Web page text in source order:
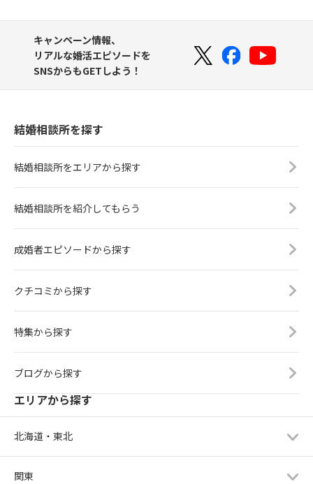
キャンペーン情報、
リアルな婚活エピソードを
SNSからもGETしよう！
結婚相談所を探す
結婚相談所をエリアから探す
結婚相談所を紹介してもらう
成婚者エピソードから探す
クチコミから探す
特集から探す
ブログから探す
エリアから探す
北海道・東北
関東